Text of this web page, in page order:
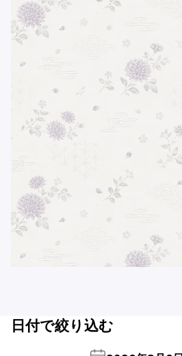
日付で絞り込む